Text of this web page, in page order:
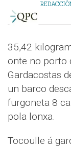
35,42
onte no porto
Gardacostas
un barco
furgoneta 8
pola lonxa.
Tocoulle á